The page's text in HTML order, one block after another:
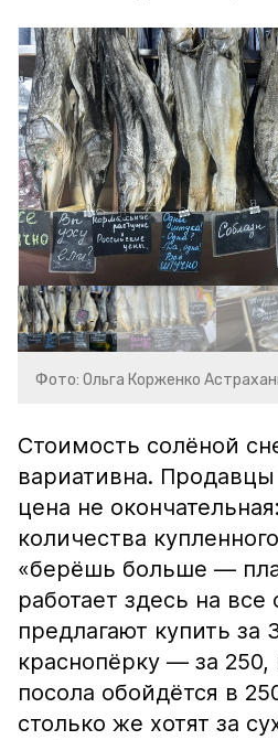
Фото: Ольга Корженко
Стоимость солёной
вариативна.
цена не
количества
«берёшь больше —
работает здесь на все
предлагают купить за
краснопёрку — за 250,
посола обойдётся в
столько же хотят за